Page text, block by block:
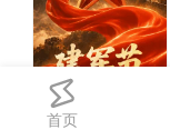
首页